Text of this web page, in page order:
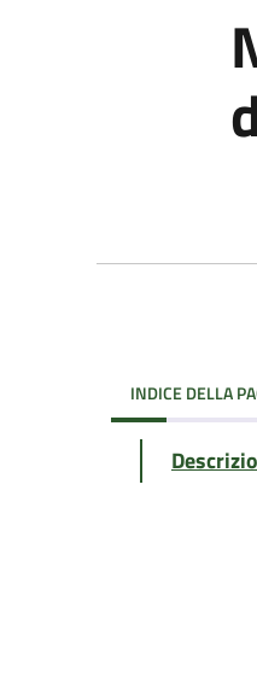
INDICE DELLA